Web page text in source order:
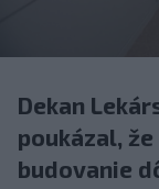
Dekan
poukázal,
budovanie